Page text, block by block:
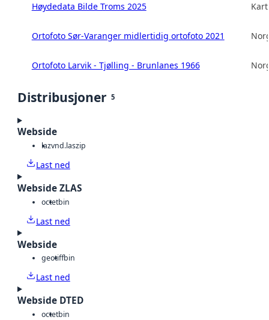
Høydedata Bilde Troms 2025
Ortofoto Sør-Varanger midlertidig ortofoto 2021
Ortofoto Larvik - Tjølling - Brunlanes 1966
Distribusjoner 5
Webside
lazvnd.laszip
Last ned
Webside ZLAS
octetbin
Last ned
Webside
geotiffbin
Last ned
Webside DTED
octetbin